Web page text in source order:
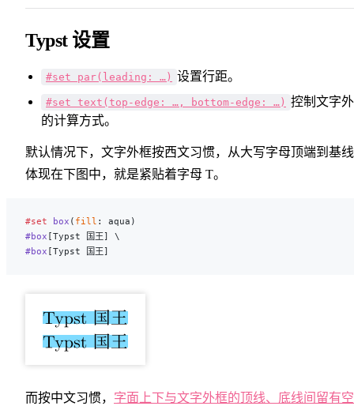
Typst 设置
#set par(leading: …) 设置行距。
#set text(top-edge: …, bottom-edge: …) 控制文字
的计算方式。
默认情况下，文字外框按西文习惯，从大写字母顶端到基
体现在下图中，就是紧贴着字母 T。
#set box ( fill : aqua)
#box [Typst 国王] \
#box [Typst 国王]
而按中文习惯， 字面上下与文字外框的顶线、底线间留有空